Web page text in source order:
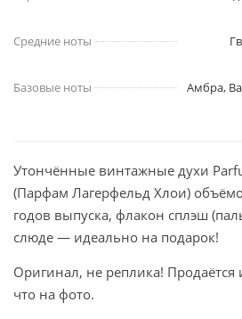
Средние ноты
Базовые ноты
Амбра,
Утончённые винтажные духи
(Парфам Лагерфельд Хлои)
годов выпуска, флакон сплэш
слюде — идеально на подарок!
Оригинал, не реплика!
что на фото.